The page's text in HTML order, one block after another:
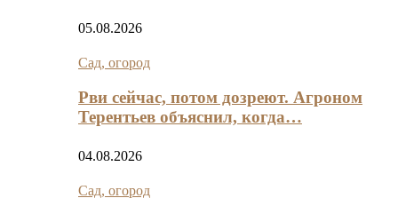
05.08.2026
Сад, огород
Рви сейчас, потом дозреют. Агроном
Терентьев объяснил, когда…
04.08.2026
Сад, огород